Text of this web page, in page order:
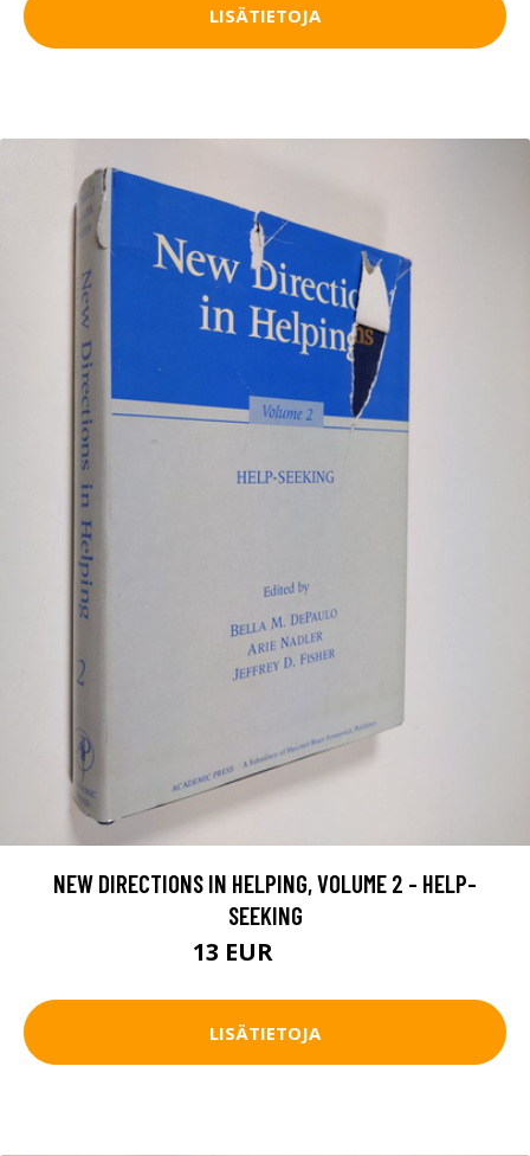
LISÄTIETOJA
NEW DIRECTIONS IN HELPING, VOLUME 2 - HELP-
SEEKING
13 EUR
LISÄTIETOJA